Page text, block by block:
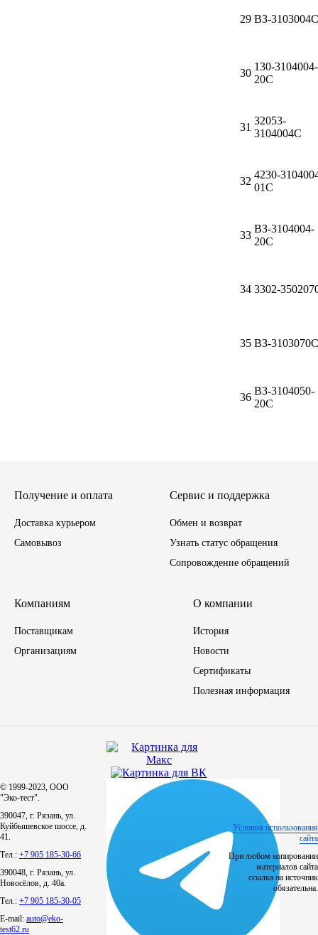
29 ВЗ-3103004C
30
130-3104004-
20С
31
32053-
3104004С
32
4230-
01С
33
ВЗ-3104004-
20С
34 3302-
35 ВЗ-3103070С
36
ВЗ-3104050-
20С
Получение и оплата
Доставка курьером
Самовывоз
Сервис и поддержка
Обмен и возврат
Узнать статус обращения
Сопровождение обращений
Компаниям
Поставщикам
Организациям
О компании
История
Новости
Сертификаты
Полезная информация
© 1999-2023, ООО
"Эко-тест".
390047, г. Рязань, ул.
Куйбышевское шоссе, д.
41.
Тел.: +7 905 185-30-66
390048, г. Рязань, ул.
Новосёлов, д. 40а.
Тел.: +7 905 185-30-05
E-mail: auto@eko-
test62.ru
Условия использования
сайта
При любом копировании
материалов сайта
ссылка на источник
обязательна.